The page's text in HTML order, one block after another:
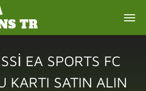
EA SPORTS FC
KARTI SATIN ALIN